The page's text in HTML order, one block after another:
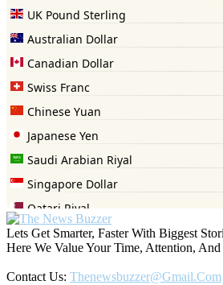
Lets Get Smarter, Faster With Biggest
Here We Value Your Time, Attention, And
Contact Us: Thenewsbuzzer@gmail.com